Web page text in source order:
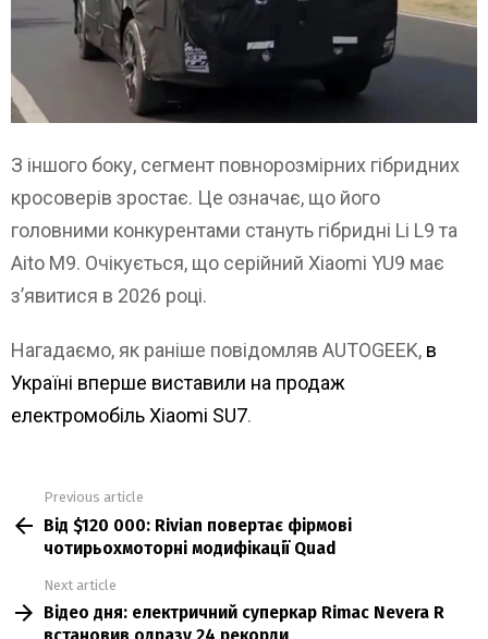
З іншого боку, сегмент повнорозмірних гібридних
кросоверів зростає. Це означає, що його
головними конкурентами стануть гібридні Li L9 та
Aito M9. Очікується, що серійний Xiaomi YU9 має
з’явитися в 2026 році.
Нагадаємо, як раніше повідомляв AUTOGEEK, в
Україні вперше виставили на продаж
електромобіль Xiaomi SU7.
more
Previous article
Від $120 000: Rivian повертає фірмові
чотирьохмоторні модифікації Quad
Next article
Відео дня: електричний суперкар Rimac Nevera R